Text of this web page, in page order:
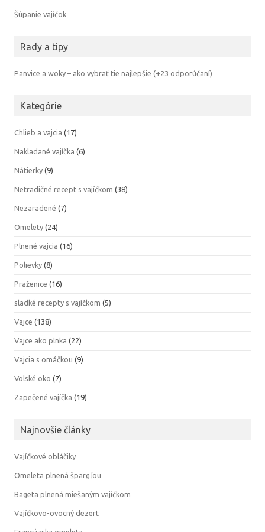
Šúpanie vajíčok
Rady a tipy
Panvice a woky – ako vybrať tie najlepšie (+23 odporúčaní)
Kategórie
Chlieb a vajcia (17)
Nakladané vajíčka (6)
Nátierky (9)
Netradičné recept s vajíčkom (38)
Nezaradené (7)
Omelety (24)
Plnené vajcia (16)
Polievky (8)
Praženice (16)
sladké recepty s vajíčkom (5)
Vajce (138)
Vajce ako plnka (22)
Vajcia s omáčkou (9)
Volské oko (7)
Zapečené vajíčka (19)
Najnovšie články
Vajíčkové obláčiky
Omeleta plnená špargľou
Bageta plnená miešaným vajíčkom
Vajíčkovo-ovocný dezert